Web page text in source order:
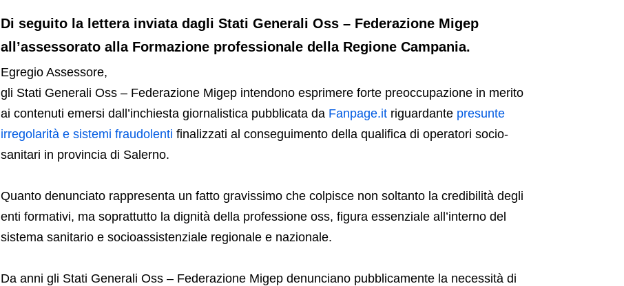
Di seguito la lettera inviata dagli Stati Generali Oss – Federazione Migep
all’assessorato alla Formazione professionale della Regione Campania.
Egregio Assessore,
gli Stati Generali Oss – Federazione Migep intendono esprimere forte preoccupazione in merito
ai contenuti emersi dall’inchiesta giornalistica pubblicata da Fanpage.itriguardante presunte
irregolarità e sistemi fraudolenti finalizzati al conseguimento della qualifica di operatori socio-
sanitari in provincia di Salerno.
Quanto denunciato rappresenta un fatto gravissimo che colpisce non soltanto la credibilità degli
enti formativi, ma soprattutto la dignità della professione oss, figura essenziale all’interno del
sistema sanitario e socioassistenziale regionale e nazionale.
Da anni gli Stati Generali Oss – Federazione Migep denunciano pubblicamente la necessità di